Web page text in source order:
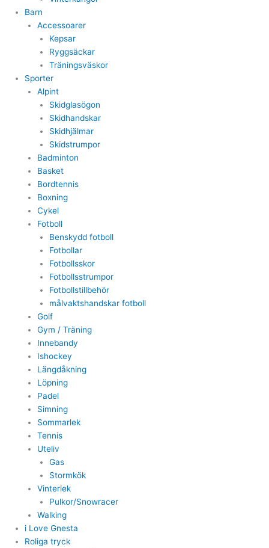
Barn
Accessoarer
Kepsar
Ryggsäckar
Träningsväskor
Sporter
Alpint
Skidglasögon
Skidhandskar
Skidhjälmar
Skidstrumpor
Badminton
Basket
Bordtennis
Boxning
Cykel
Fotboll
Benskydd fotboll
Fotbollar
Fotbollsskor
Fotbollsstrumpor
Fotbollstillbehör
målvaktshandskar fotboll
Golf
Gym / Träning
Innebandy
Ishockey
Längdåkning
Löpning
Padel
Simning
Sommarlek
Tennis
Uteliv
Gas
Stormkök
Vinterlek
Pulkor/Snowracer
Walking
i Love Gnesta
Roliga tryck